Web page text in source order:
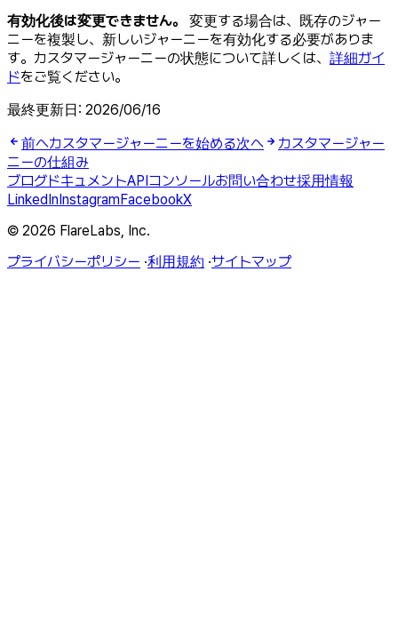
有効化後は変更できません。
変更する場合は、既存のジャー
ニーを複製し、新しいジャーニーを有効化する必要がありま
す。カスタマージャーニーの状態について詳しくは、 詳細ガイ
ドをご覧ください。
最終更新日: 2026/06/16
前へカスタマージャーニーを始める次へ
カスタマージャー
ニーの仕組み
ブログ ドキュメントAPI コンソールお問い合わせ採用情報
LinkedIn Instagram FacebookX
© 2026 FlareLabs, Inc.
プライバシーポリシー ·利用規約 ·サイトマップ